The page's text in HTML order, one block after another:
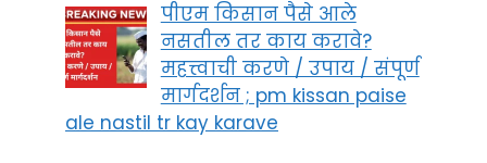
पीएम किसान पैसे आले
नसतील तर काय करावे?
महत्त्वाची करणे / उपाय / संपूर्ण
मार्गदर्शन ; pm kissan paise
ale nastil tr kay karave